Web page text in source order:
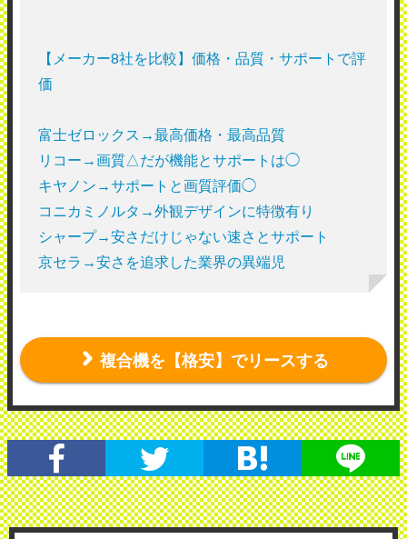
【メーカー8社を比較】価格・品質・サポートで評
価
富士ゼロックス→最高価格・最高品質
リコー→画質△だが機能とサポートは◯
キヤノン→サポートと画質評価◯
コニカミノルタ→外観デザインに特徴有り
シャープ→安さだけじゃない速さとサポート
京セラ→安さを追求した業界の異端児
複合機を【格安】でリースする